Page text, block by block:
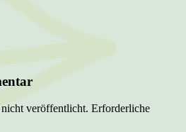
veröffentlicht. Erforderliche